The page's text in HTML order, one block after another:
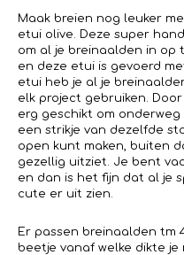
Maak breien nog leuker
etui olive. Deze super
om al je breinaalden in op
en deze etui is gevoerd
etui heb je al je
elk project gebruiken.
erg geschikt om
een strikje van dezelfde
open kunt maken, buiten
gezellig uitziet. Je bent
en dan is het fijn dat al je
cute er uit zien.
Er passen breinaalden tm
beetje vanaf welke dikte